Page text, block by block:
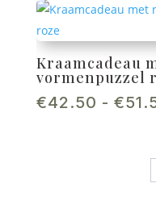
Kraamcadeau
vormenpuzzel
€42.50 - €